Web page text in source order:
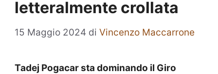
letteralmente crollata
15 Maggio 2024 di Vincenzo Maccarrone
Tadej Pogacar sta dominando il Giro